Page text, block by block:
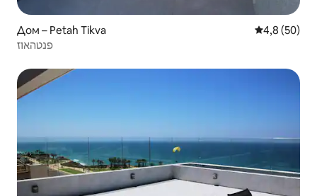
Дом – Petah Tikva Средна
4,8 (50)
פנטהאוז